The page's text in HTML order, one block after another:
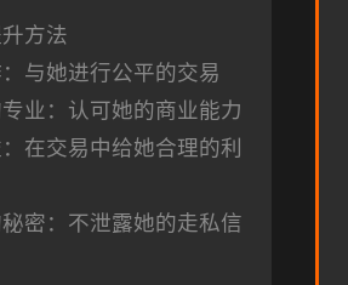
方法
与她进行公平的交易
业：认可她的商业能力
在交易中给她合理的利
密：不泄露她的走私信